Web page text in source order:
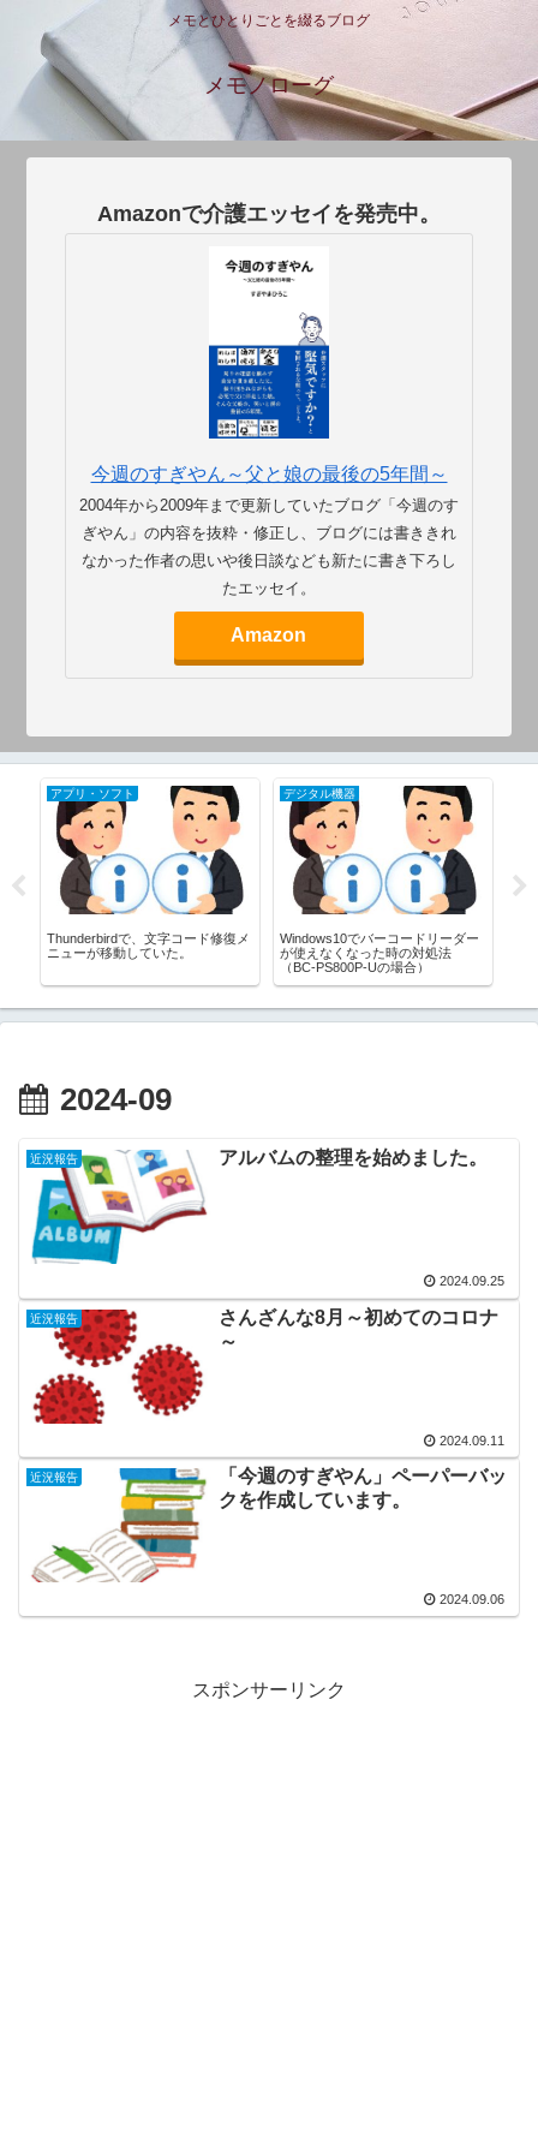
メモとひとりごとを綴るブログ
メモノローグ
Amazonで介護エッセイを発売中。
今週のすぎやん～父と娘の最後の5年間～
2004年から2009年まで更新していたブログ「今週のす
ぎやん」の内容を抜粋・修正し、ブログには書ききれ
なかった作者の思いや後日談なども新たに書き下ろし
たエッセイ。
Amazon
アプリ・ソフト
Thunderbirdで、文字コード修復メ
ニューが移動していた。
デジタル機器
Windows10でバーコードリーダー
が使えなくなった時の対処法
（BC-PS800P-Uの場合）
2024-09
近況報告 アルバムの整理を始めました。
2024.09.25
近況報告
さんざんな8月～初めてのコロナ
～
2024.09.11
近況報告
「今週のすぎやん」ペーパーバッ
クを作成しています。
2024.09.06
スポンサーリンク